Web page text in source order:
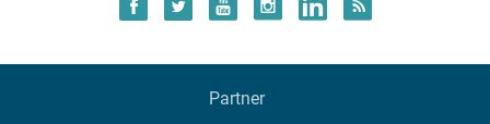
Partner